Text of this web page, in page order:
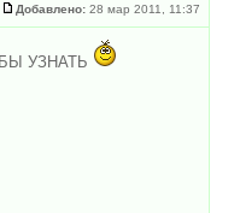
Добавлено: 28 мар 2011, 11:37
УЗНАТЬ